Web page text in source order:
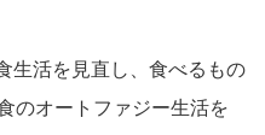
生活を見直し、食べるもの
のオートファジー生活を